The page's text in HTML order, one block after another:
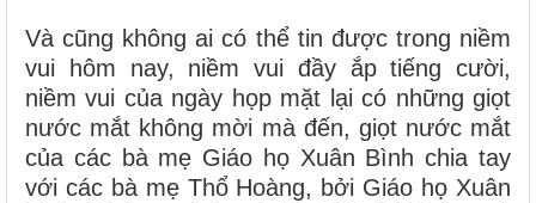
Và cũng không ai có thể tin được trong niềm
vui hôm nay, niềm vui đầy ắp tiếng cười,
niềm vui của ngày họp mặt lại có những giọt
nước mắt không mời mà đến, giọt nước mắt
của các bà mẹ Giáo họ Xuân Bình chia tay
với các bà mẹ Thổ Hoàng, bởi Giáo họ Xuân